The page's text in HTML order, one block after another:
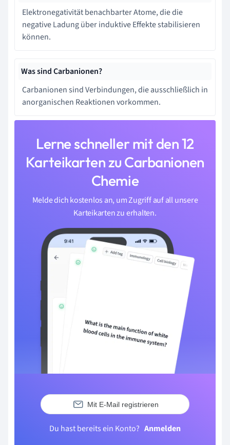
Elektronegativität benachbarter Atome, die die
negative Ladung über induktive Effekte stabilisieren
können.
Was sind Carbanionen?
Carbanionen sind Verbindungen, die ausschließlich in
anorganischen Reaktionen vorkommen.
Lerne schneller mit den 12
Karteikarten zu Carbanionen
Chemie
Melde dich kostenlos an, um Zugriff auf all unsere
Karteikarten zu erhalten.
Mit E-Mail registrieren
Du hast bereits ein Konto? Anmelden